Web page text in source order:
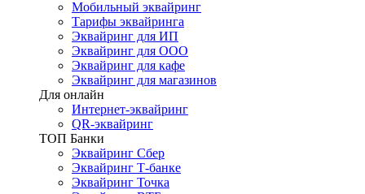
Мобильный эквайринг
Тарифы эквайринга
Эквайринг для ИП
Эквайринг для ООО
Эквайринг для кафе
Эквайринг для магазинов
Для онлайн
Интернет-эквайринг
QR-эквайринг
ТОП Банки
Эквайринг Сбер
Эквайринг Т-банке
Эквайринг Точка